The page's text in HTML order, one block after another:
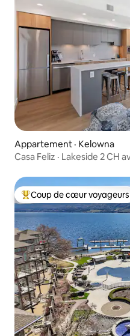
Appartement · Kelowna
Casa Feliz · Lakeside 2 CH
Coup de cœur voyageurs
Coup de cœur voyageurs